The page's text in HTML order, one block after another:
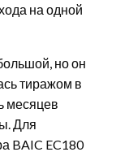
на одной
но он
тиражом в
месяцев
Для
BAIC EC180